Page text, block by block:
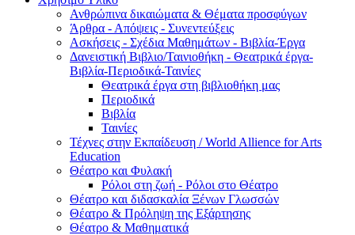
Ανθρώπινα δικαιώματα & Θέματα προσφύγων
Άρθρα - Απόψεις - Συνεντεύξεις
Ασκήσεις - Σχέδια Μαθημάτων - Βιβλία-Έργα
Δανειστική Βιβλιο/Ταινιοθήκη - Θεατρικά έργα-
Βιβλία-Περιοδικά-Ταινίες
Θεατρικά έργα στη βιβλιοθήκη μας
Περιοδικά
Βιβλία
Ταινίες
Τέχνες στην Εκπαίδευση / World Allience for Arts
Education
Θέατρο και Φυλακή
Ρόλοι στη ζωή - Ρόλοι στο Θέατρο
Θέατρο και διδασκαλία Ξένων Γλωσσών
Θέατρο & Πρόληψη της Εξάρτησης
Θέατρο & Μαθηματικά